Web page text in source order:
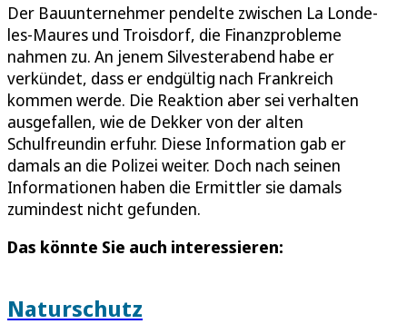
Der Bauunternehmer pendelte zwischen La Londe-
les-Maures und Troisdorf, die Finanzprobleme
nahmen zu. An jenem Silvesterabend habe er
verkündet, dass er endgültig nach Frankreich
kommen werde. Die Reaktion aber sei verhalten
ausgefallen, wie de Dekker von der alten
Schulfreundin erfuhr. Diese Information gab er
damals an die Polizei weiter. Doch nach seinen
Informationen haben die Ermittler sie damals
zumindest nicht gefunden.
Das könnte Sie auch interessieren:
Naturschutz